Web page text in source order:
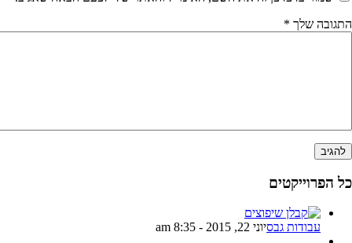
שלך*
הפרוייקטים
עבודות גבסיוני 22, 2015 - 8:35 am